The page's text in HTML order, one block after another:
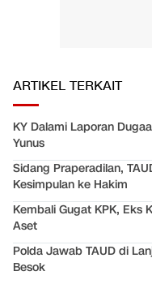
ARTIKEL TERKAIT
KY Dalami Laporan
Yunus
Sidang Praperadilan,
Kesimpulan ke Hakim
Kembali Gugat KPK, Eks
Aset
Polda Jawab TAUD di
Besok